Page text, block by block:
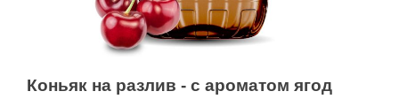
Коньяк на разлив - с ароматом ягод